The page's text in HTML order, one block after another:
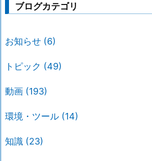
ブログカテゴリ
お知らせ (6)
トピック (49)
動画 (193)
環境・ツール (14)
知識 (23)